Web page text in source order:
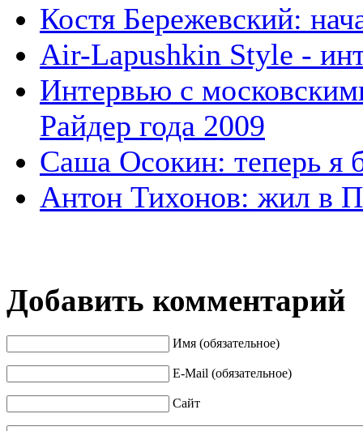
Костя Бережевский:
Air-Lapushkin Style -
Интервью с
Райдер года 2009
Саша Осокин: теперь я
Антон Тихонов: жил в
Добавить комментарий
Имя (обязательное)
E-Mail (обязательное)
Сайт